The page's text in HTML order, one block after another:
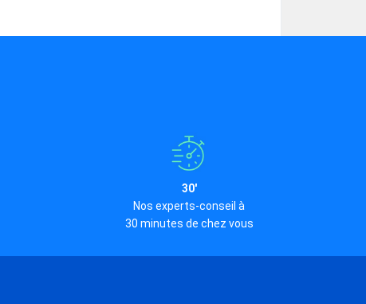
30'
Nos experts-conseil à
30 minutes de chez vous